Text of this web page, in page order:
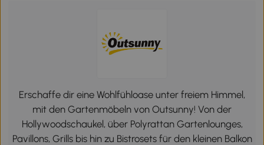
Erschaffe dir eine Wohlfühloase unter freiem Himmel,
mit den Gartenmöbeln von Outsunny! Von der
Hollywoodschaukel, über Polyrattan Gartenlounges,
Pavillons, Grills bis hin zu Bistrosets für den kleinen Balkon